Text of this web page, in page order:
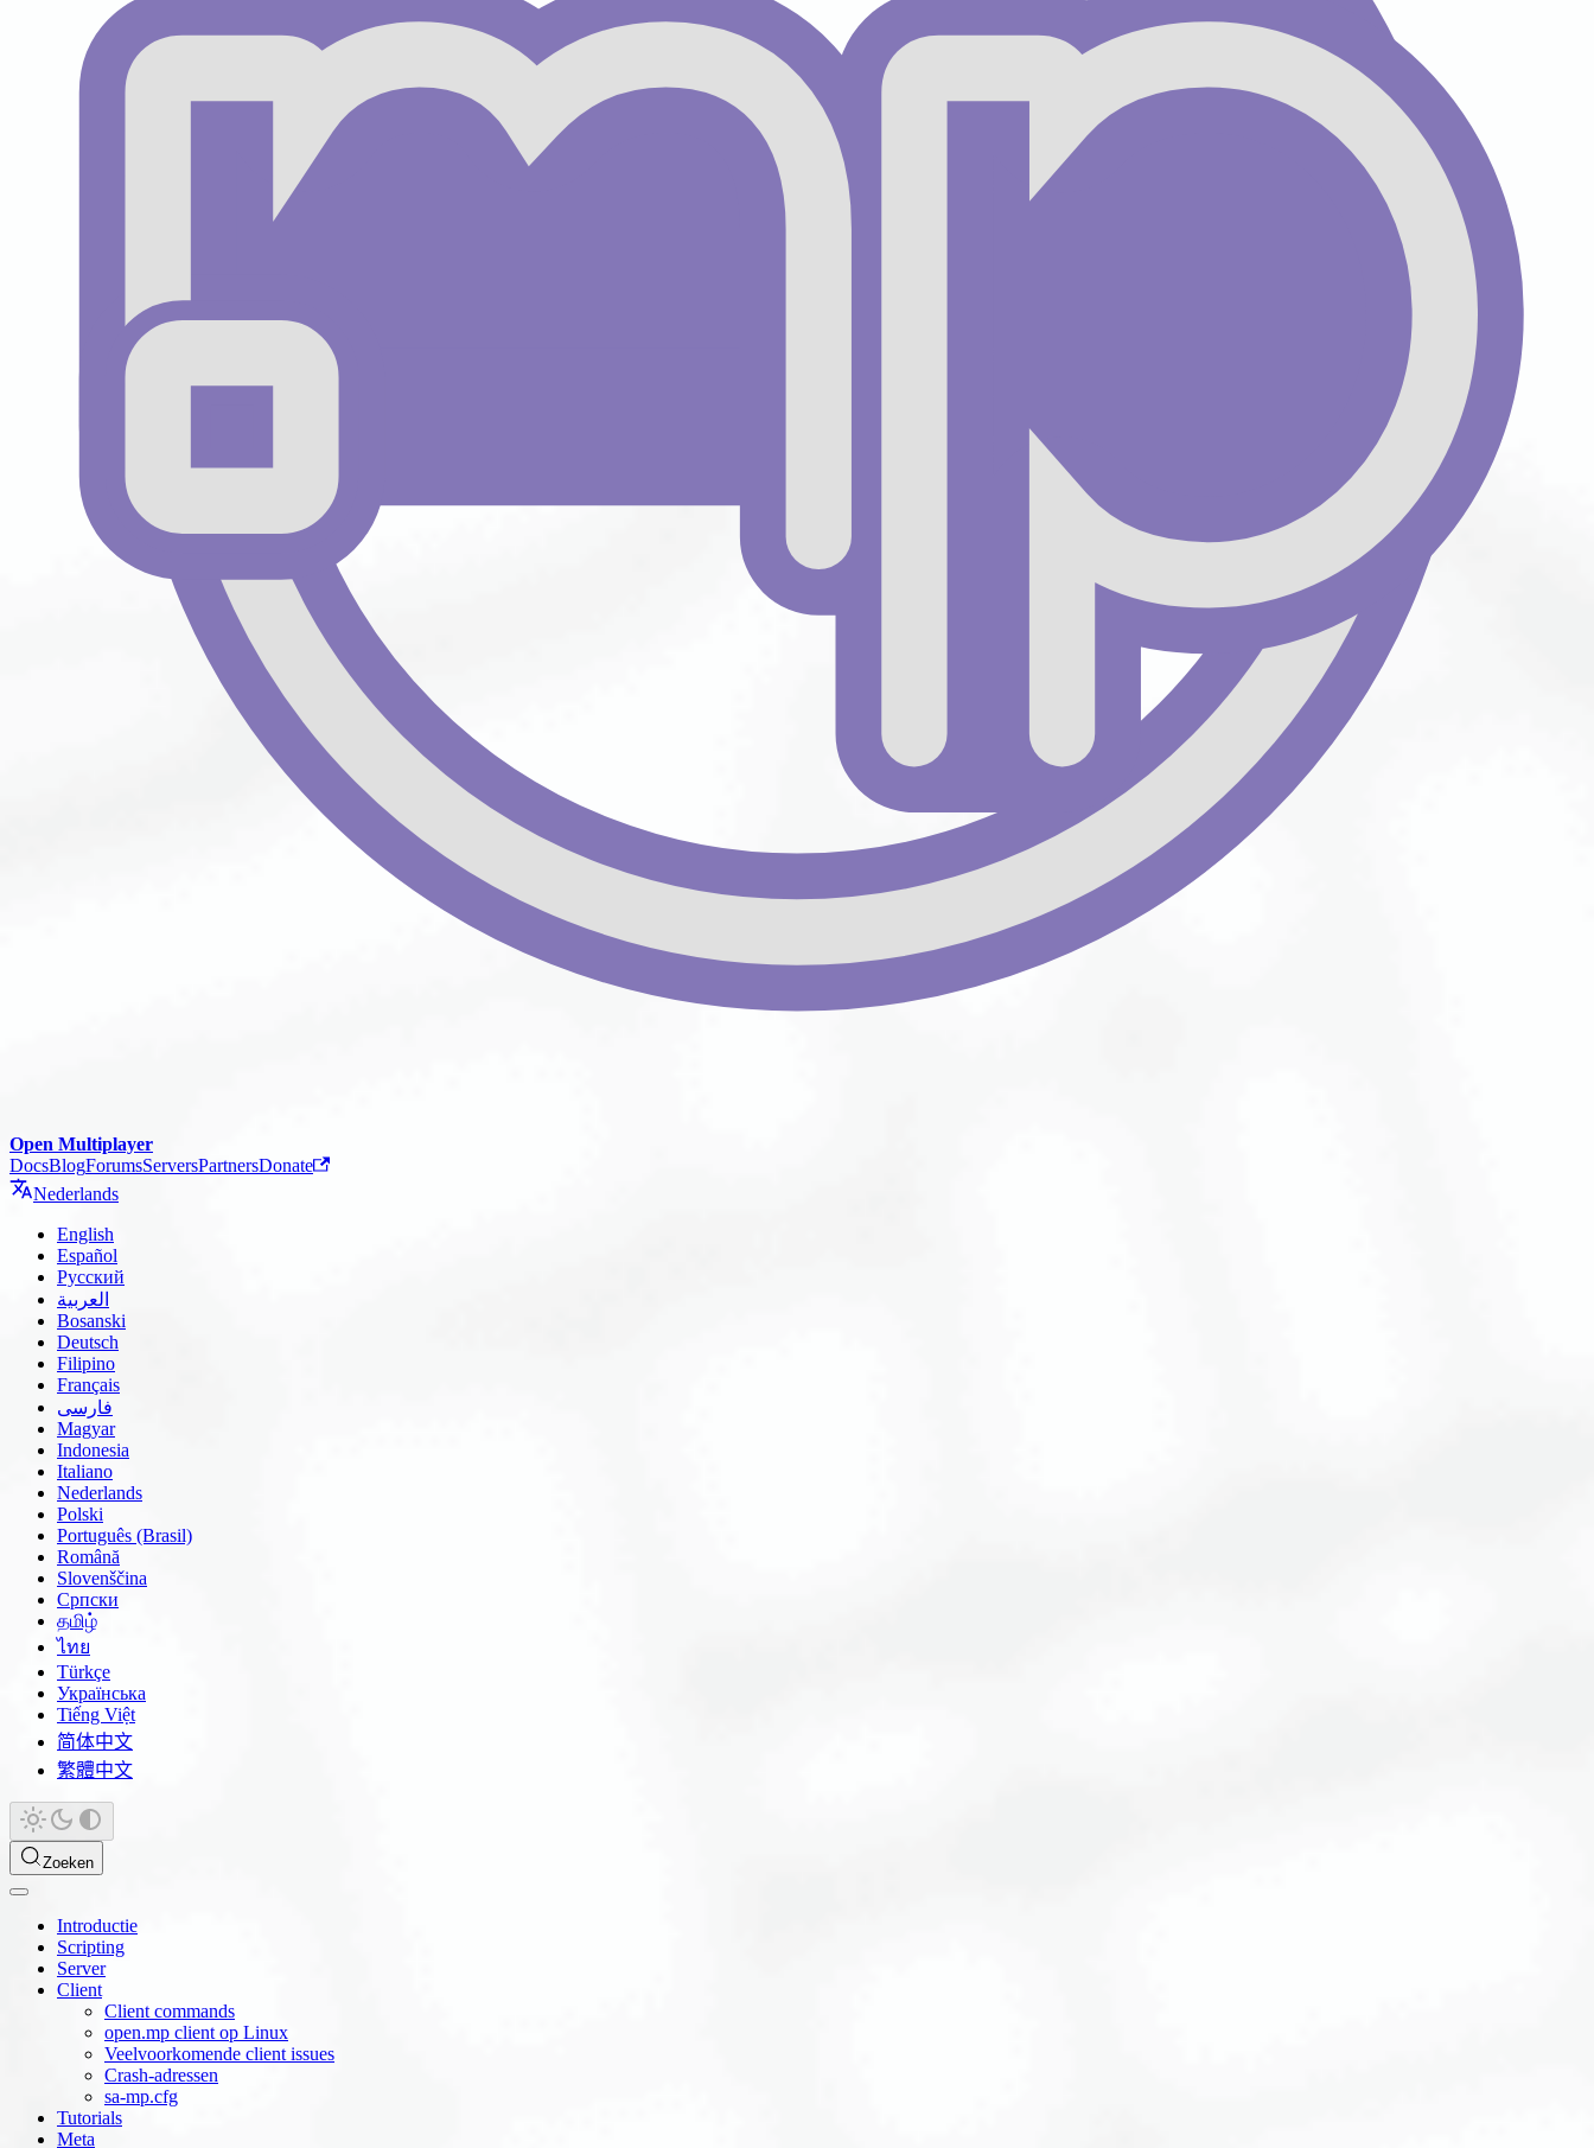
Open Multiplayer
DocsBlogForumsServersPartnersDonate
Nederlands
English
Español
Русский
العربية
Bosanski
Deutsch
Filipino
Français
فارسی
Magyar
Indonesia
Italiano
Nederlands
Polski
Português (Brasil)
Română
Slovenščina
Српски
தமிழ்
ไทย
Türkçe
Українська
Tiếng Việt
简体中文
繁體中文
Zoeken
Introductie
Scripting
Server
Client
Client commands
open.mp client op Linux
Veelvoorkomende client issues
Crash-adressen
sa-mp.cfg
Tutorials
Meta